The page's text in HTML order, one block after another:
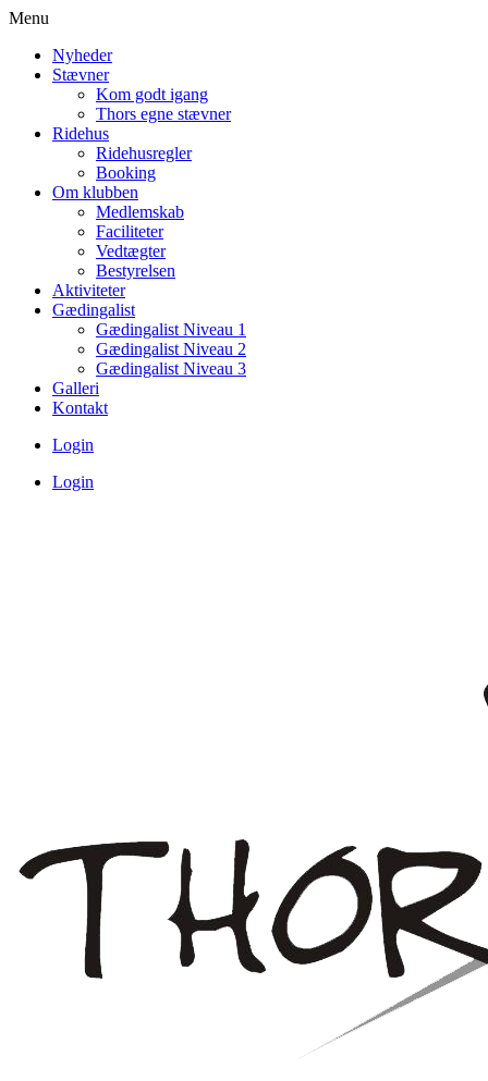
Menu
Nyheder
Stævner
Kom godt igang
Thors egne stævner
Ridehus
Ridehusregler
Booking
Om klubben
Medlemskab
Faciliteter
Vedtægter
Bestyrelsen
Aktiviteter
Gædingalist
Gædingalist Niveau 1
Gædingalist Niveau 2
Gædingalist Niveau 3
Galleri
Kontakt
Login
Login